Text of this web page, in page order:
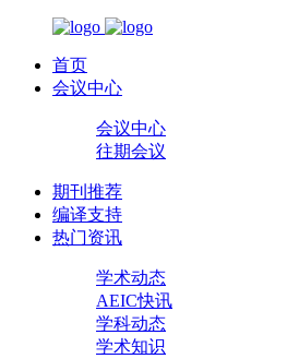
首页
会议中心
会议中心
往期会议
期刊推荐
编译支持
热门资讯
学术动态
AEIC快讯
学科动态
学术知识